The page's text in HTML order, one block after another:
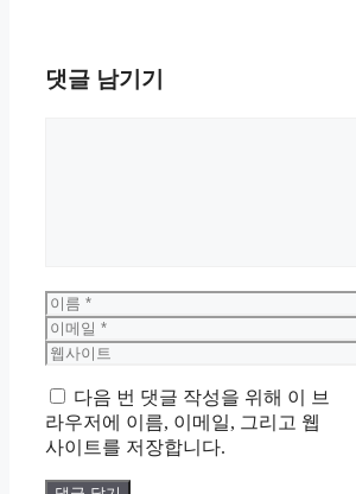
댓글 남기기
이
름
이
메
웹
이
트
다음 번 댓글 작성을 위해 이 브
라우저에 이름, 이메일, 그리고 웹
사이트를 저장합니다.